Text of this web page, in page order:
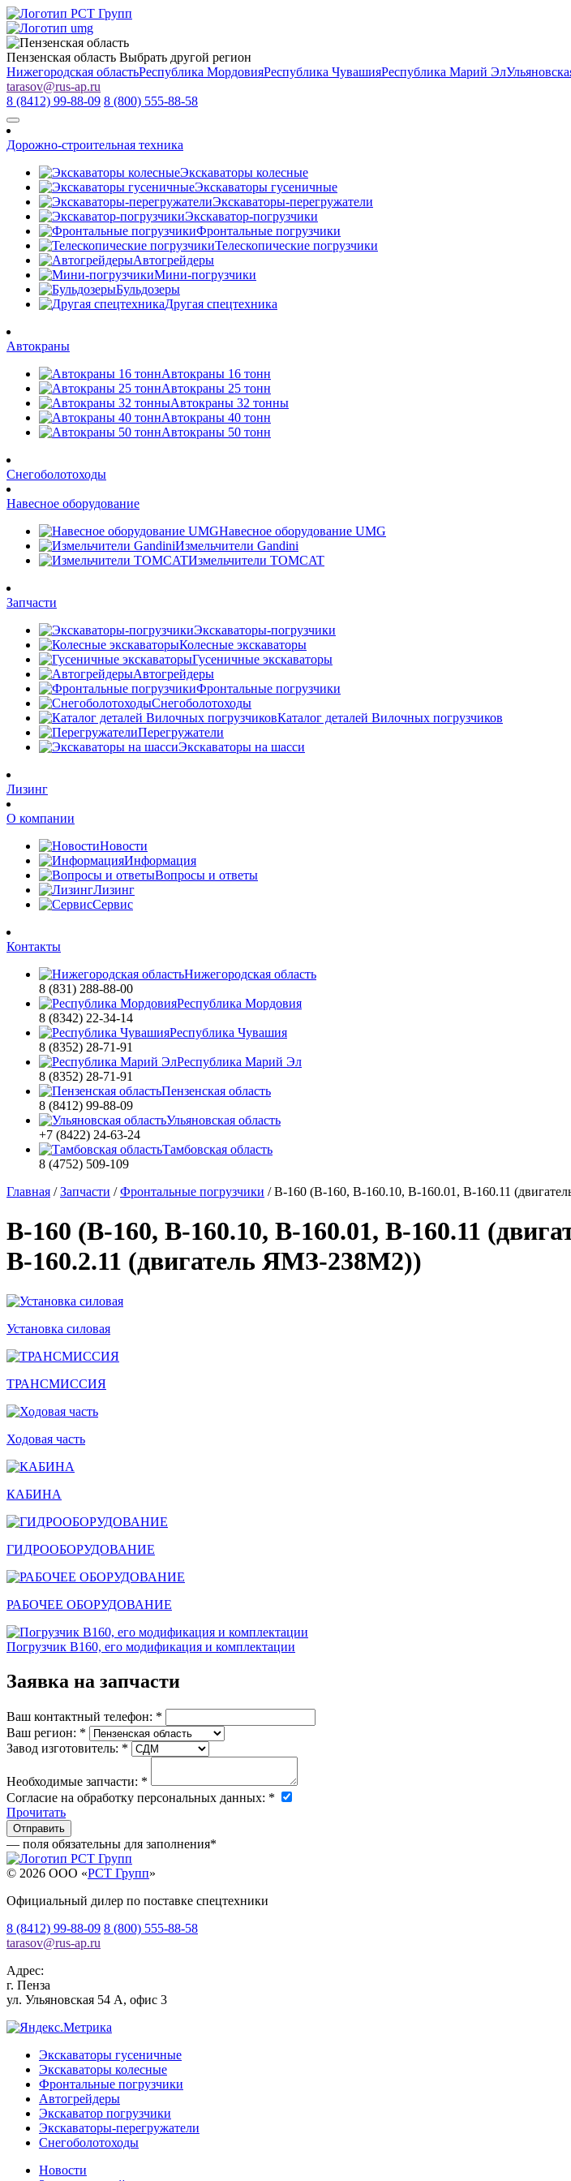
Пензенская область Выбрать другой регион
Нижегородская областьРеспублика МордовияРеспублика ЧувашияРеспублика Марий Эл
tarasov@rus-ap.ru
8 (8412) 99-88-09 8 (800) 555-88-58
Дорожно-строительная техника
Экскаваторы колесные
Экскаваторы гусеничные
Экскаваторы-перегружатели
Экскаватор-погрузчики
Фронтальные погрузчики
Телескопические погрузчики
Автогрейдеры
Мини-погрузчики
Бульдозеры
Другая спецтехника
Автокраны
Автокраны 16 тонн
Автокраны 25 тонн
Автокраны 32 тонны
Автокраны 40 тонн
Автокраны 50 тонн
Снегоболотоходы
Навесное оборудование
Навесное оборудование UMG
Измельчители Gandini
Измельчители TOMCAT
Запчасти
Экскаваторы-погрузчики
Колесные экскаваторы
Гусеничные экскаваторы
Автогрейдеры
Фронтальные погрузчики
Снегоболотоходы
Каталог деталей Вилочных погрузчиков
Перегружатели
Экскаваторы на шасси
Лизинг
О компании
Новости
Информация
Вопросы и ответы
Лизинг
Сервис
Контакты
Нижегородская область
8 (831) 288-88-00
Республика Мордовия
8 (8342) 22-34-14
Республика Чувашия
8 (8352) 28-71-91
Республика Марий Эл
8 (8352) 28-71-91
Пензенская область
8 (8412) 99-88-09
Ульяновская область
+7 (8422) 24-63-24
Тамбовская область
8 (4752) 509-109
Главная /Запчасти /Фронтальные погрузчики /В-160 (В-160, В-160.10, В-160.01, В-160.11
В-160 (В-160, В-160.10, В-160.01, В-160.11
В-160.2.11 (двигатель ЯМЗ-238М2))
Установка силовая
ТРАНСМИССИЯ
Ходовая часть
КАБИНА
ГИДРООБОРУДОВАНИЕ
РАБОЧЕЕ ОБОРУДОВАНИЕ
Погрузчик В160, его модификация и комплектации
Заявка на запчасти
Ваш контактный телефон: *
Ваш регион: *
Завод изготовитель: *
Необходимые запчасти: *
Согласие на обработку персональных данных: *
Прочитать
— поля обязательны для заполнения*
© 2026 OOO «РСТ Групп»
Официальный дилер по поставке спецтехники
8 (8412) 99-88-09 8 (800) 555-88-58
tarasov@rus-ap.ru
Адрес:
г. Пенза
ул. Ульяновская 54 А, офис 3
Экскаваторы гусеничные
Экскаваторы колесные
Фронтальные погрузчики
Автогрейдеры
Экскаватор погрузчики
Экскаваторы-перегружатели
Снегоболотоходы
Новости